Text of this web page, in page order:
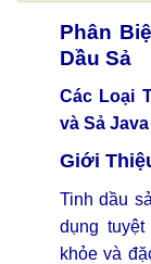
Phân
Dầu Sả
Các Loại
và Sả Java
Giới
Tinh dầu
dụng
khỏe và